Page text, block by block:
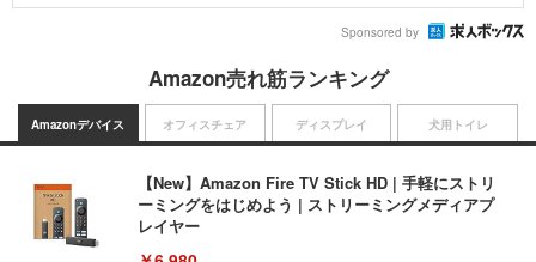
Sponsored by
Amazon売れ筋ランキング
Amazonデバイス
【New】Amazon Fire TV Stick HD | 手軽にストリ
ーミングをはじめよう | ストリーミングメディアプ
レイヤー
オフィスチェア ディスプレイ 犬用トイレ